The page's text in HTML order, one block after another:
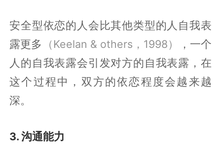
安全型依恋的人会比其他类型的人自我表
露更多 （Keelan & others，1998）
，一个
人的自我表露会引发对方的自我表露，在
这个过程中，双方的依恋程度会越来越
深。
3. 沟通能力